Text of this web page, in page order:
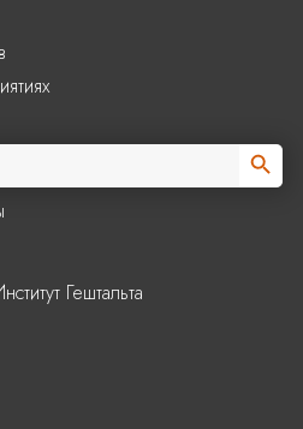
Search
Гештальта